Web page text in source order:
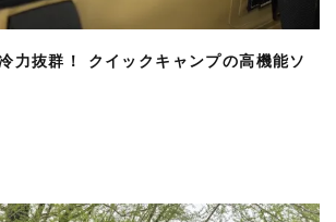
力抜群！ クイックキャンプの高機能ソ